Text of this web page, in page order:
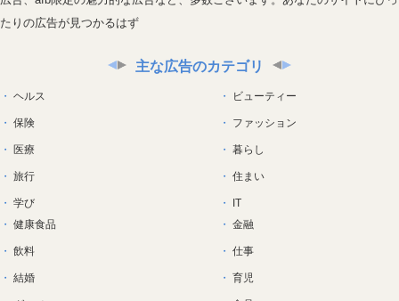
たりの広告が見つかるはず
主な広告のカテゴリ
ヘルス
保険
医療
旅行
学び
ビューティー
ファッション
暮らし
住まい
IT
健康食品
飲料
結婚
金融
仕事
育児